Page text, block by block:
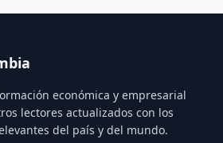
económica y empresarial
lectores actualizados con los
del país y del mundo.